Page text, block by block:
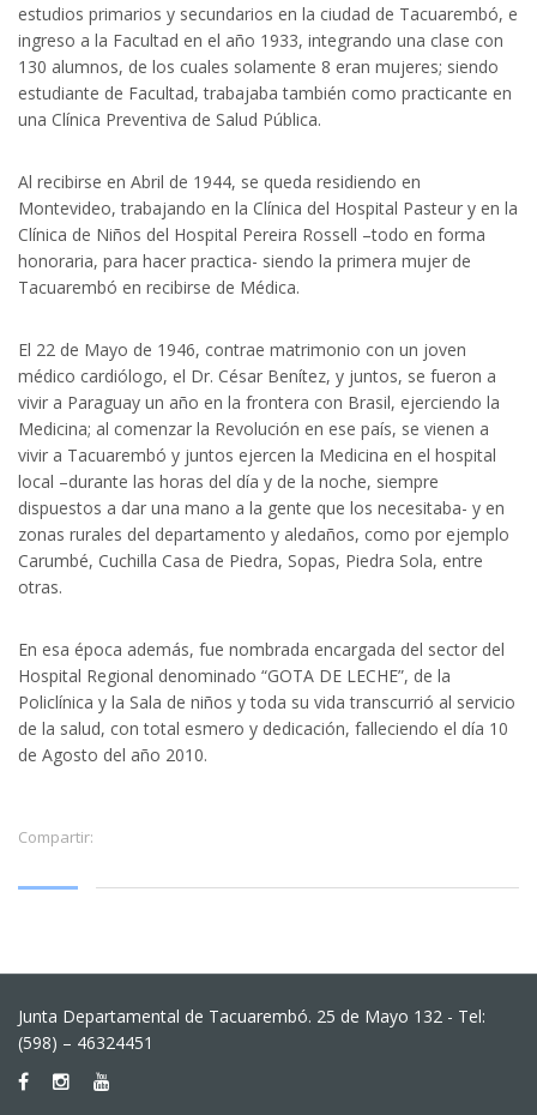
estudios primarios y secundarios en la ciudad de Tacuarembó, e
ingreso a la Facultad en el año 1933, integrando una clase con
130 alumnos, de los cuales solamente 8 eran mujeres; siendo
estudiante de Facultad, trabajaba también como practicante en
una Clínica Preventiva de Salud Pública.
Al recibirse en Abril de 1944, se queda residiendo en
Montevideo, trabajando en la Clínica del Hospital Pasteur y en la
Clínica de Niños del Hospital Pereira Rossell –todo en forma
honoraria, para hacer practica- siendo la primera mujer de
Tacuarembó en recibirse de Médica.
El 22 de Mayo de 1946, contrae matrimonio con un joven
médico cardiólogo, el Dr. César Benítez, y juntos, se fueron a
vivir a Paraguay un año en la frontera con Brasil, ejerciendo la
Medicina; al comenzar la Revolución en ese país, se vienen a
vivir a Tacuarembó y juntos ejercen la Medicina en el hospital
local –durante las horas del día y de la noche, siempre
dispuestos a dar una mano a la gente que los necesitaba- y en
zonas rurales del departamento y aledaños, como por ejemplo
Carumbé, Cuchilla Casa de Piedra, Sopas, Piedra Sola, entre
otras.
En esa época además, fue nombrada encargada del sector del
Hospital Regional denominado “GOTA DE LECHE”, de la
Policlínica y la Sala de niños y toda su vida transcurrió al servicio
de la salud, con total esmero y dedicación, falleciendo el día 10
de Agosto del año 2010.
Compartir:
Junta Departamental de Tacuarembó. 25 de Mayo 132 - Tel:
(598) – 46324451